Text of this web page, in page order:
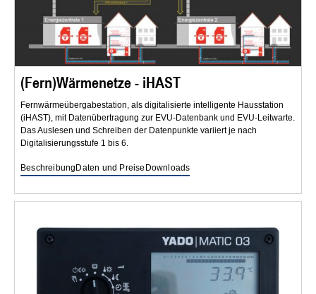
(Fern)Wärmenetze - iHAST
Fernwärmeübergabestation, als digitalisierte intelligente Hausstation
(iHAST), mit Datenübertragung zur EVU-Datenbank und EVU-Leitwarte.
Das Auslesen und Schreiben der Datenpunkte variiert je nach
Digitalisierungsstufe 1 bis 6.
BeschreibungDaten und Preise Downloads